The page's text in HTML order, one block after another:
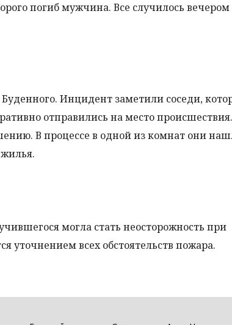
погиб мужчина. Все случилось вечером
Инцидент заметили соседи,
отправились на место происшествия.
В процессе в одной из комнат они
могла стать неосторожность при
всех обстоятельств пожара.